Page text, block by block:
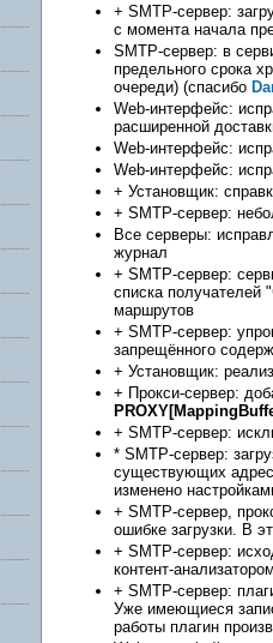
+ SMTP-сервер:
с момента начала
SMTP-сервер: в
предельного срока
очереди) (спасибо
Web-интерфейс:
расширенной
Web-интерфейс:
Web-интерфейс:
+ Установщик:
+ SMTP-сервер:
Все серверы:
журнал
+ SMTP-сервер:
списка получателей
маршрутов
+ SMTP-сервер:
запрещённого
+ Установщик:
+ Прокси-сервер:
+ SMTP-сервер:
* SMTP-сервер:
существующих
изменено
+ SMTP-сервер,
ошибке загрузки. В
+ SMTP-сервер:
контент-анализатором
+ SMTP-сервер:
Уже имеющиеся
работы плагин